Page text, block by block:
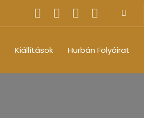
Kiállítások Hurbán Folyóirat